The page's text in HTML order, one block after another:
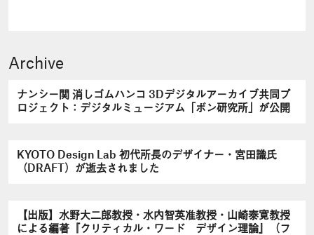
Archive
ナンシー関 消しゴムハンコ 3Dデジタルアーカイブ共同プ
ロジェクト：デジタルミュージアム「ボン研究所」が公開
KYOTO Design Lab 初代所長のデザイナー・宮田識氏
（DRAFT）が逝去されました
【出版】水野大二郎教授・水内智英准教授・山崎泰寛教授
による編著『クリティカル・ワード デザイン理論』（フ